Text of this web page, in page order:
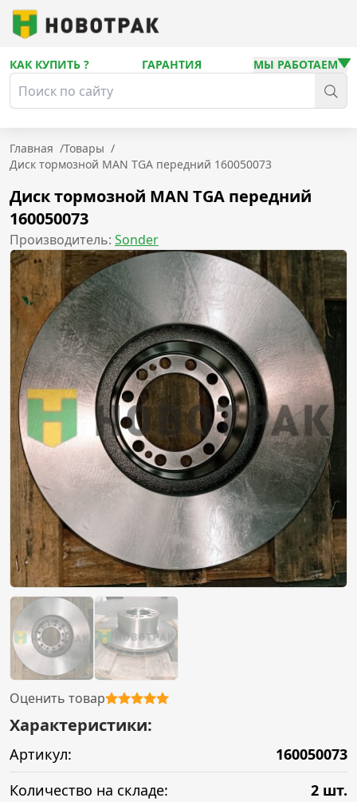
КАК КУПИТЬ ? ГАРАНТИЯ МЫ РАБОТАЕМ
Главная /Товары /
Диск тормозной MAN TGA передний 160050073
Диск тормозной MAN TGA передний
160050073
Производитель: Sonder
Оценить товар
Характеристики:
Артикул:
160050073
Количество на складе:
2 шт.